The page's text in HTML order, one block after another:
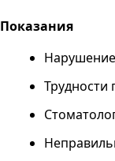
Показания
Трудности